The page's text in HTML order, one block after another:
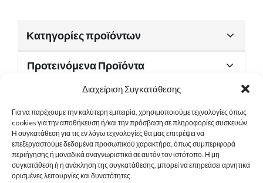
Διαχείριση Συγκατάθεσης
Για να παρέχουμε την καλύτερη εμπειρία, χρησιμοποιούμε τεχνολογίες όπως
cookies για την αποθήκευση ή/και την πρόσβαση σε πληροφορίες συσκευών.
Η συγκατάθεση για τις εν λόγω τεχνολογίες θα μας επιτρέψει να
επεξεργαστούμε δεδομένα προσωπικού χαρακτήρα, όπως συμπεριφορά
περιήγησης ή μοναδικά αναγνωριστικά σε αυτόν τον ιστότοπο. Η μη
συγκατάθεση ή η ανάκληση της συγκατάθεσης, μπορεί να επηρεάσει αρνητικά
ορισμένες λειτουργίες και δυνατότητες.
Κατηγορίες προϊόντων
Προτεινόμενα Προϊόντα
Χρήσιμα Έγγραφα
Sitemap